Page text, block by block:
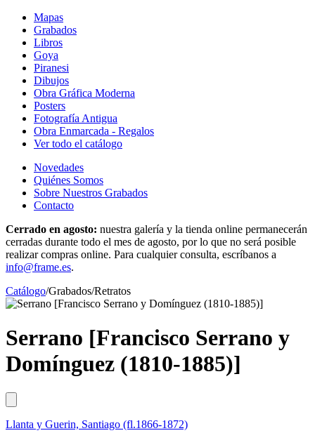
Mapas
Grabados
Libros
Goya
Piranesi
Dibujos
Obra Gráfica Moderna
Posters
Fotografía Antigua
Obra Enmarcada - Regalos
Ver todo el catálogo
Novedades
Quiénes Somos
Sobre Nuestros Grabados
Contacto
Cerrado en agosto: nuestra galería y la tienda online permanecerán
cerradas durante todo el mes de agosto, por lo que no será posible
realizar compras online. Para cualquier consulta, escríbanos a
info@frame.es.
Catálogo/Grabados/Retratos
Serrano [Francisco Serrano y
Domínguez (1810-1885)]
Llanta y Guerin, Santiago (fl.1866-1872)​